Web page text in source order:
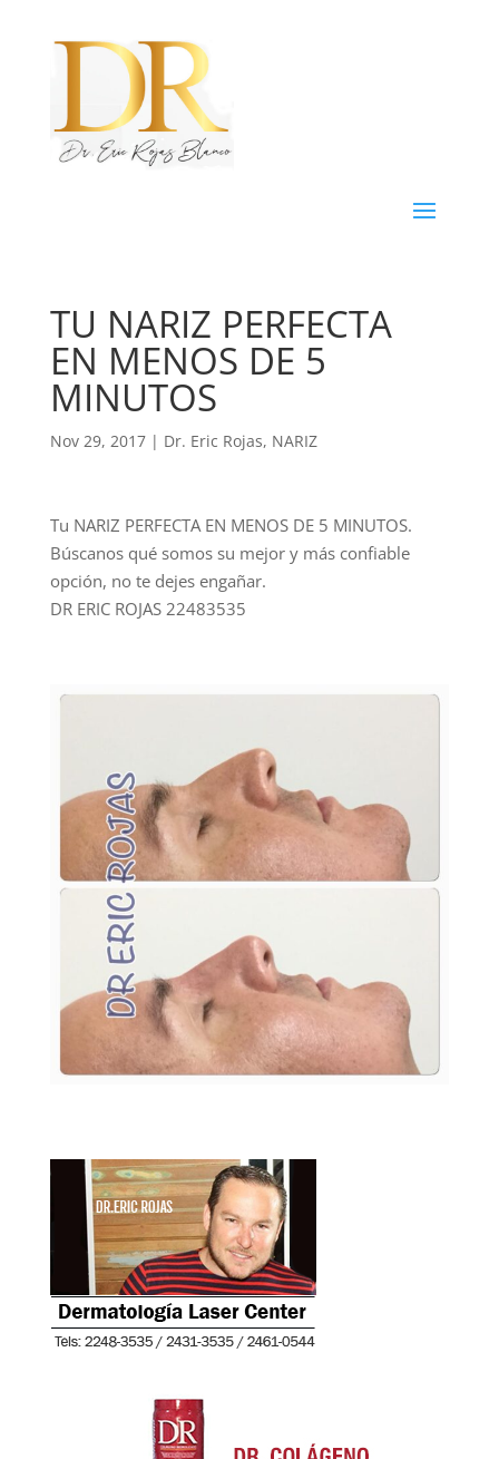
TU NARIZ PERFECTA
EN MENOS DE 5
MINUTOS
Nov 29, 2017| Dr. Eric Rojas, NARIZ
Tu NARIZ PERFECTA EN MENOS DE 5 MINUTOS.
Búscanos qué somos su mejor y más confiable
opción, no te dejes engañar.
DR ERIC ROJAS 22483535